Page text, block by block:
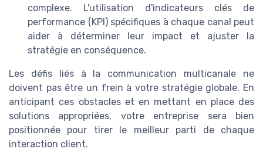
complexe. L'utilisation d'indicateurs clés de
performance (KPI) spécifiques à chaque canal peut
aider à déterminer leur impact et ajuster la
stratégie en conséquence.
Les défis liés à la communication multicanale ne
doivent pas être un frein à votre stratégie globale. En
anticipant ces obstacles et en mettant en place des
solutions appropriées, votre entreprise sera bien
positionnée pour tirer le meilleur parti de chaque
interaction client.